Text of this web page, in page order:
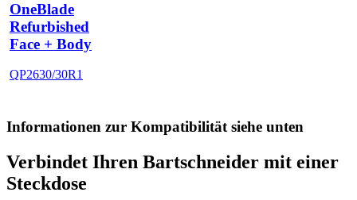
OneBlade
Refurbished
Face + Body
QP2630/30R1
Informationen zur Kompatibilität siehe unten
Verbindet Ihren Bartschneider mit einer
Steckdose